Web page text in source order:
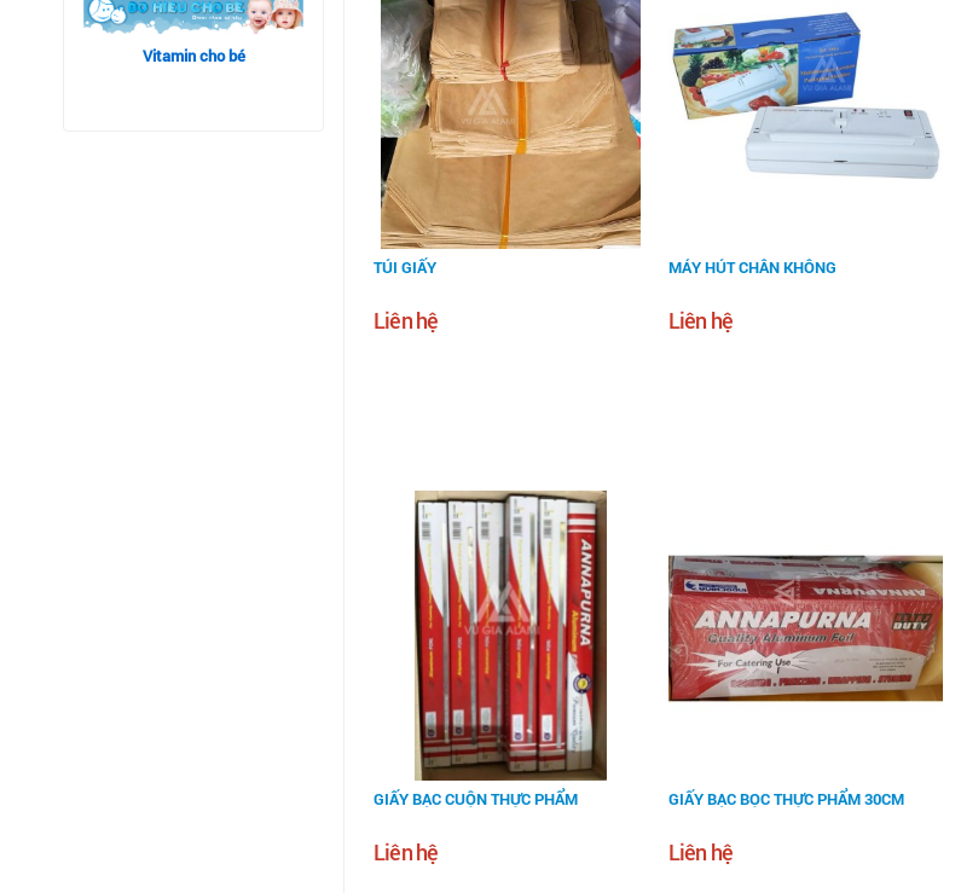
TÚI GIẤY
Liên hệ
MÁY HÚT CHÂN KHÔNG
Liên hệ
GIẤY BẠC CUỘN THỰC PHẨM
Liên hệ
GIẤY BẠC BỌC THỰC PHẨM 30CM
Liên hệ
Vitamin cho bé